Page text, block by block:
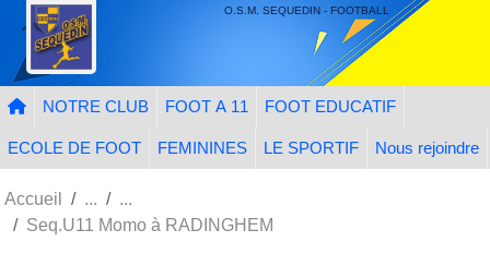
O.S.M. SEQUEDIN - FOOTBALL
NOTRE CLUB FOOT A 11 FOOT EDUCATIF
ECOLE DE FOOT FEMININES LE SPORTIF Nous rejoindre
Accueil
Seq.U11 Momo à RADINGHEM
Panneau de gestion des cookies